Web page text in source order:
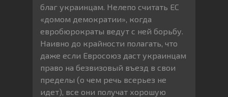
благ украинцам. Нелепо считать ЕС
«домом демократии», когда
евробюрократы ведут с ней борьбу.
Наивно до крайности полагать, что
даже если Евросоюз даст украинцам
право на безвизовый въезд в свои
пределы (о чем речь всерьез не
идет), все они получат хорошую